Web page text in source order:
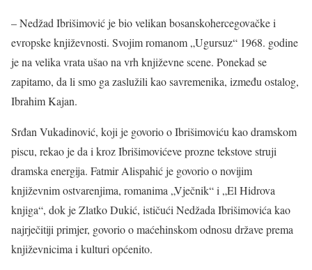
– Nedžad Ibrišimović je bio velikan bosanskohercegovačke i
evropske književnosti. Svojim romanom „Ugursuz“ 1968. godine
je na velika vrata ušao na vrh književne scene. Ponekad se
zapitamo, da li smo ga zaslužili kao savremenika, između ostalog,
Ibrahim Kajan.
Srđan Vukadinović, koji je govorio o Ibrišimoviću kao dramskom
piscu, rekao je da i kroz Ibrišimovićeve prozne tekstove struji
dramska energija. Fatmir Alispahić je govorio o novijim
književnim ostvarenjima, romanima „Vječnik“ i „El Hidrova
knjiga“, dok je Zlatko Dukić, ističući Nedžada Ibrišimovića kao
najrječitiji primjer, govorio o maćehinskom odnosu države prema
književnicima i kulturi općenito.